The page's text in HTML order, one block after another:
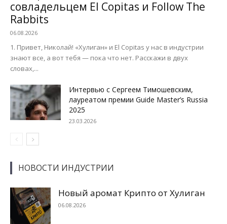
совладельцем El Copitas и Follow The
Rabbits
06.08.2026
1. Привет, Николай! «Хулиган» и El Copitas у нас в индустрии
знают все, а вот тебя — пока что нет. Расскажи в двух
словах,...
Интервью с Сергеем Тимошевским,
лауреатом премии Guide Master’s Russia
2025
23.03.2026
НОВОСТИ ИНДУСТРИИ
Новый аромат Крипто от Хулиган
06.08.2026